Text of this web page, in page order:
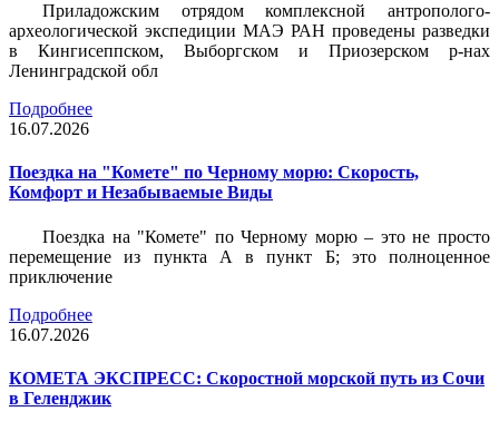
Приладожским отрядом комплексной антрополого-
археологической экспедиции МАЭ РАН проведены разведки
в Кингисеппском, Выборгском и Приозерском р-нах
Ленинградской обл
Подробнее
16.07.2026
Поездка на "Комете" по Черному морю: Скорость,
Комфорт и Незабываемые Виды
Поездка на "Комете" по Черному морю – это не просто
перемещение из пункта А в пункт Б; это полноценное
приключение
Подробнее
16.07.2026
КОМЕТА ЭКСПРЕСС: Скоростной морской путь из Сочи
в Геленджик